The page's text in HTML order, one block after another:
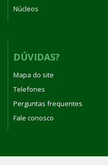
Núcleos
DÚVIDAS?
Mapa do site
Telefones
Perguntas frequentes
Fale conosco